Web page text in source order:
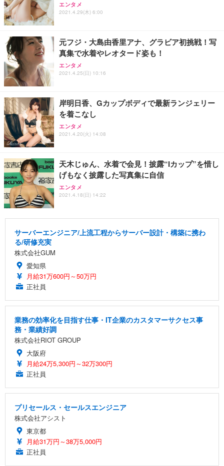
エンタメ
2021.4.29(木) 6:00
元フジ・大島由香里アナ、グラビア初挑戦！写
真集で水着やレオタード姿も！
エンタメ
2021.4.25(日) 10:16
岸明日香、Gカップボディで最新ランジェリー
を着こなし
エンタメ
2021.4.20(火) 14:08
天木じゅん、水着で会見！披露“Iカップ”を惜し
げもなく披露した写真集に自信
エンタメ
2021.4.18(日) 14:22
サーバーエンジニア/上流工程からサーバー設計・構築に携わ
る/研修充実
株式会社GUM
愛知県
月給31万600円～50万円
正社員
業務の効率化を目指す仕事・IT企業のカスタマーサクセス事
務・業績好調
株式会社RIOT GROUP
大阪府
月給24万5,300円～32万300円
正社員
プリセールス・セールスエンジニア
株式会社アシスト
東京都
月給31万円～38万5,000円
正社員